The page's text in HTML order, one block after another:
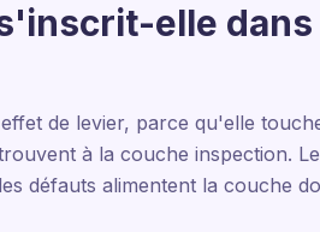
elle dans
de levier, parce qu'elle
à la couche inspection.
défauts alimentent la couche